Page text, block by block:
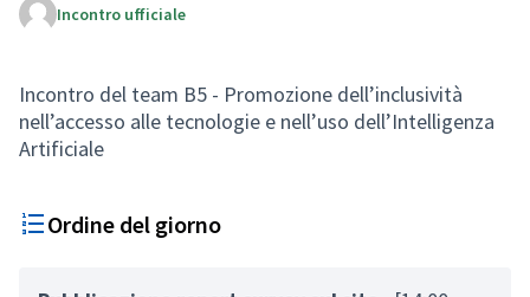
Incontro ufficiale
Incontro del team B5 - Promozione dell’inclusività
nell’accesso alle tecnologie e nell’uso dell’Intelligenza
Artificiale
Ordine del giorno